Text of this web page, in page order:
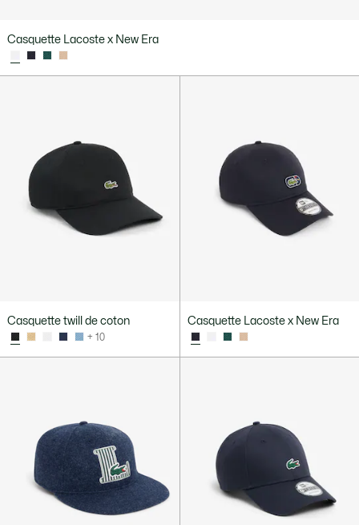
Casquette Lacoste x New Era
Casquette twill de coton
+ 10
Casquette Lacoste x New Era